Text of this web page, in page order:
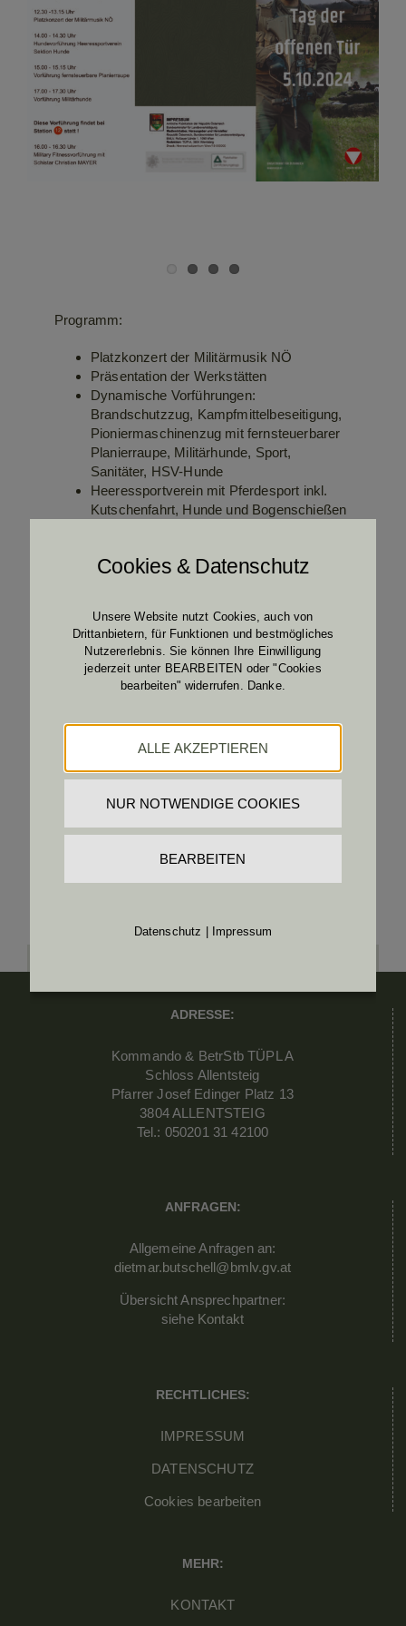
Programm:
Platzkonzert der Militärmusik NÖ
Präsentation der Werkstätten
Dynamische Vorführungen:
Brandschutzzug, Kampfmittelbeseitigung,
Pioniermaschinenzug mit fernsteuerbarer
Planierraupe, Militärhunde, Sport,
Sanitäter, HSV-Hunde
Heeressportverein mit Pferdesport inkl.
Kutschenfahrt, Hunde und Bogenschießen
Escape-Room
Hüpfzug „Cindy Cityjet“
Kinderbasteln
Hubschraubersimulator
Essen aus der Gulaschkanone (Gulasch,
ADRESSE:
Kommando & BetrStb TÜPL A
Schloss Allentsteig
Pfarrer Josef Edinger Platz 13
3804 ALLENTSTEIG
Tel.: 050201 31 42100
ANFRAGEN:
Allgemeine Anfragen an:
dietmar.butschell@bmlv.gv.at
Übersicht Ansprechpartner:
siehe Kontakt
RECHTLICHES:
IMPRESSUM
DATENSCHUTZ
Cookies bearbeiten
MEHR:
KONTAKT
Cookies & Datenschutz
Unsere Website nutzt Cookies, auch von
Drittanbietern, für Funktionen und bestmögliches
Nutzererlebnis. Sie können Ihre Einwilligung
jederzeit unter BEARBEITEN oder "Cookies
bearbeiten" widerrufen. Danke.
ALLE AKZEPTIEREN
NUR NOTWENDIGE COOKIES
BEARBEITEN
Datenschutz Impressum